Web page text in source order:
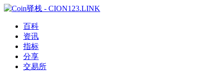
百科
资讯
指标
分享
交易所